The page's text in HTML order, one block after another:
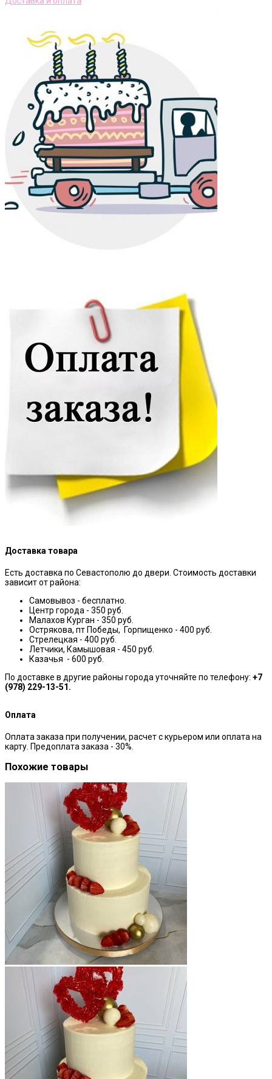
Доставка товара
Есть доставка по Севастополю до двери. Стоимость доставки
зависит от района:
Самовывоз - бесплатно.
Центр города - 350 руб.
Малахов Курган - 350 руб.
Острякова, пт Победы, Горпищенко - 400 руб.
Стрелецкая - 400 руб.
Летчики, Камышовая - 450 руб.
Казачья - 600 руб.
По доставке в другие районы города уточняйте по телефону: +7
(978) 229-13-51.
Оплата
Оплата заказа при получении, расчет с курьером или оплата на
карту. Предоплата заказа - 30%.
Похожие товары